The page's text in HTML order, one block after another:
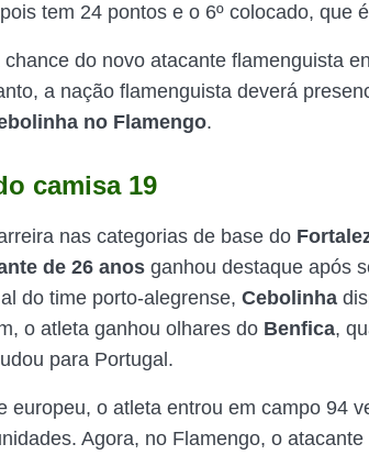
tem 24 pontos e o 6º colocado, que
do novo atacante flamenguista
a nação flamenguista deverá
no Flamengo.
camisa 19
nas categorias de base do
de 26 anos ganhou destaque após
do time porto-alegrense, Cebolinha
o atleta ganhou olhares do Benfica,
para Portugal.
europeu, o atleta entrou em campo 94
Agora, no Flamengo, o